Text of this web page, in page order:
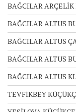
BAĞCILAR
BAĞCILAR ALTUS
BAĞCILAR ALTUS
BAĞCILAR ALTUS
BAĞCILAR ALTUS
TEVFİKBEY